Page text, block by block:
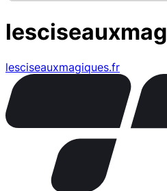
lesciseauxmagiques.fr